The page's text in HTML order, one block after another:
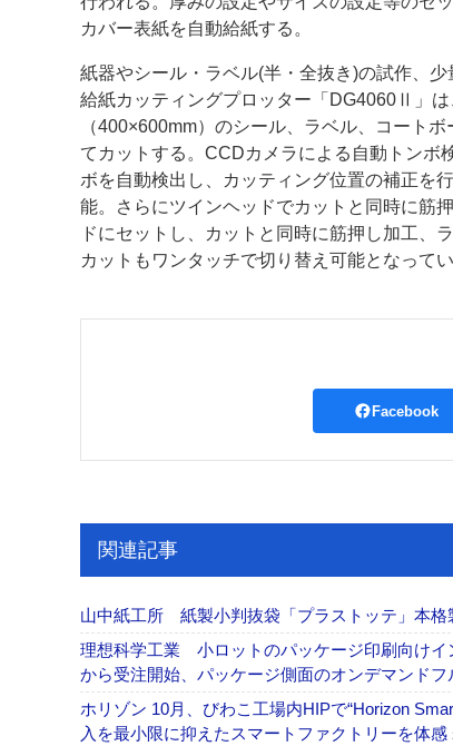
会社案内 購読・購入申し込み サイト
カバー表紙を自動給紙する。
紙器やシール・ラベル(半・全抜き)の試作、
給紙カッティングプロッター「DG4060Ⅱ」
（400×600mm）のシール、ラベル、コート
てカットする。CCDカメラによる自動トンボ
ボを自動検出し、カッティング位置の補正を
能。さらにツインヘッドでカットと同時に筋
ドにセットし、カットと同時に筋押し加工、
カットもワンタッチで切り替え可能となってい
Facebook
関連記事
山中紙工所 紙製小判抜袋「プラストッテ」本
理想科学工業 小ロットのパッケージ印刷向け
から受注開始、パッケージ側面のオンデマンド
ホリゾン 10月、びわこ工場内HIPで“Horizon
入を最小限に抑えたスマートファクトリーを体感